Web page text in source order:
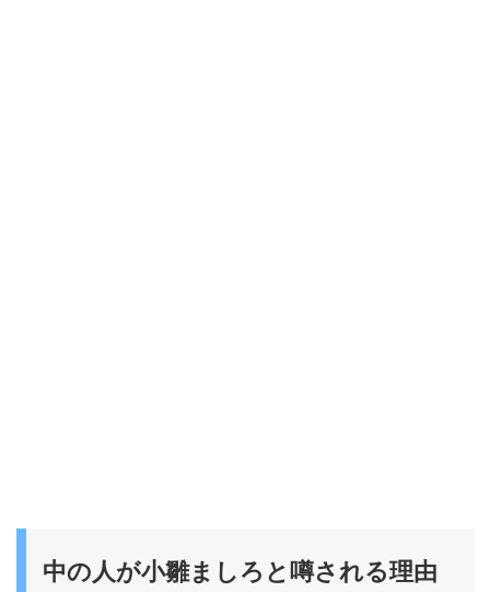
中の人が小雛ましろと噂される理由